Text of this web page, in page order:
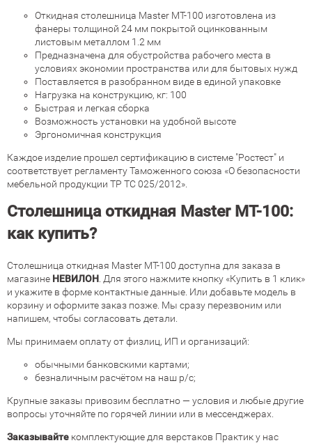
Откидная столешница Master MT-100 изготовлена из
фанеры толщиной 24 мм покрытой оцинкованным
листовым металлом 1.2 мм
Предназначена для обустройства рабочего места в
условиях экономии пространства или для бытовых нужд
Поставляется в разобранном виде в единой упаковке
Нагрузка на конструкцию, кг: 100
Быстрая и легкая сборка
Возможность установки на удобной высоте
Эргономичная конструкция
Каждое изделие прошел сертификацию в системе "Ростест" и
соответствует регламенту Таможенного союза «О безопасности
мебельной продукции ТР ТС 025/2012».
Столешница откидная Master MT-100:
как купить?
Столешница откидная Master MT-100 доступна для заказа в
магазине НЕВИЛОН . Для этого нажмите кнопку «Купить в 1 клик»
и укажите в форме контактные данные. Или добавьте модель в
корзину и оформите заказ позже. Мы сразу перезвоним или
напишем, чтобы согласовать детали.
Мы принимаем оплату от физлиц, ИП и организаций:
обычными банковскими картами;
безналичным расчётом на наш р/с;
Крупные заказы привозим бесплатно — условия и любые другие
вопросы уточняйте по горячей линии или в мессенджерах.
Заказывайте комплектующие для верстаков Практику нас